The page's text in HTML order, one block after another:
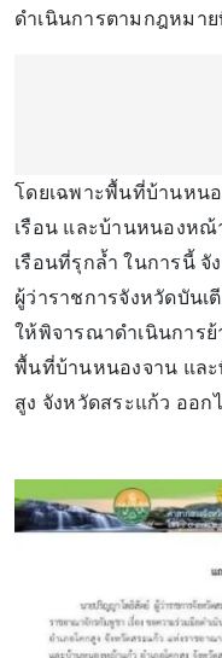
ดำเนินการตามกฎหมา
โดยเฉพาะพื้นที่บ้านหน
เรือน และบ้านหนองหณ้
เรือนที่รุกล้ำ ในการนี้
ผู้ว่าราชการจังหวัดบันเ
ให้พิจารณาดำเนินการ
พื้นที่บ้านหนองจาน แล
สูง จังหวัดสระแก้ว ออ